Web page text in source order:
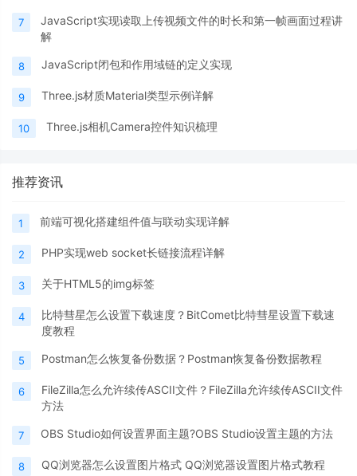
7
JavaScript实现读取上传视频文件的时长和第一帧画面过程讲
解
8 JavaScript闭包和作用域链的定义实现
9 Three.js材质Material类型示例详解
10 Three.js相机Camera控件知识梳理
推荐资讯
1 前端可视化搭建组件值与联动实现详解
2 PHP实现web socket长链接流程详解
3 关于HTML5的img标签
4
比特彗星怎么设置下载速度？BitComet比特彗星设置下载速
度教程
5 Postman怎么恢复备份数据？Postman恢复备份数据教程
6
FileZilla怎么允许续传ASCII文件？FileZilla允许续传ASCII文件
方法
7 OBS Studio如何设置界面主题?OBS Studio设置主题的方法
8 QQ浏览器怎么设置图片格式 QQ浏览器设置图片格式教程